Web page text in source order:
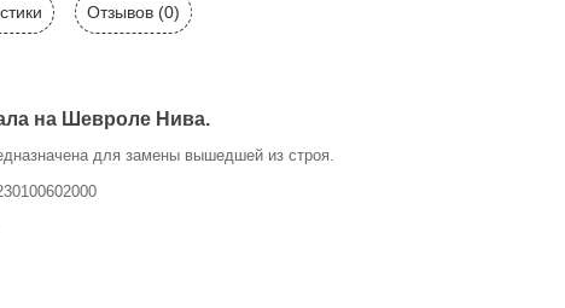
Отзывов (0)
на Шевроле Нива.
для замены вышедшей из строя.